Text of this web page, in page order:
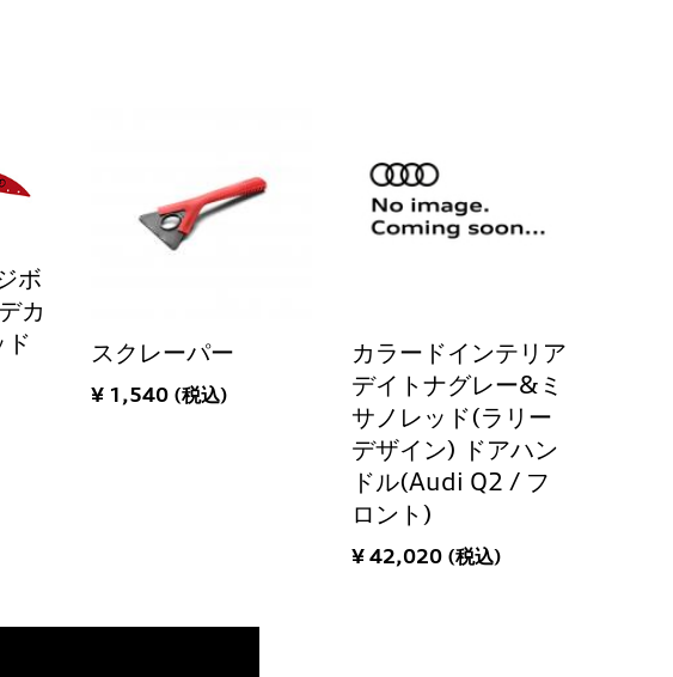
ボ
カ
スクレーパー
¥ 1,540 (税込)
カラードインテリア
デイトナグレー&ミ
サノレッド(ラリー
デザイン) ドアハン
ドル(Audi Q2 / フ
ロント)
¥ 42,020 (税込)